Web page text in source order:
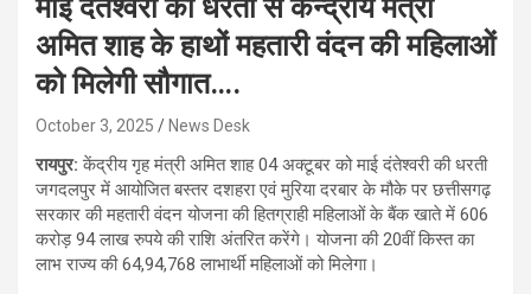
माई दंतेश्वरी की धरती से केन्द्रीय मंत्री
अमित शाह के हाथों महतारी वंदन की महिलाओं
को मिलेगी सौगात….
October 3, 2025 News Desk
रायपुर:केंद्रीय गृह मंत्री अमित शाह 04 अक्टूबर को माई दंतेश्वरी की धरती
जगदलपुर में आयोजित बस्तर दशहरा एवं मुरिया दरबार के मौके पर छत्तीसगढ़
सरकार की महतारी वंदन योजना की हितग्राही महिलाओं के बैंक खाते में 606
करोड़ 94 लाख रुपये की राशि अंतरित करेंगे। योजना की 20वीं किस्त का
लाभ राज्य की 64,94,768 लाभार्थी महिलाओं को मिलेगा।